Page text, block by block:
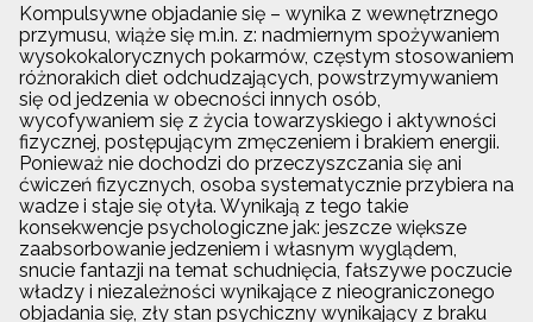
Kompulsywne objadanie się – wynika z wewnętrznego
przymusu, wiąże się m.in. z: nadmiernym spożywaniem
wysokokalorycznych pokarmów, częstym stosowaniem
różnorakich diet odchudzających, powstrzymywaniem
się od jedzenia w obecności innych osób,
wycofywaniem się z życia towarzyskiego i aktywności
fizycznej, postępującym zmęczeniem i brakiem energii.
Ponieważ nie dochodzi do przeczyszczania się ani
ćwiczeń fizycznych, osoba systematycznie przybiera na
wadze i staje się otyła. Wynikają z tego takie
konsekwencje psychologiczne jak: jeszcze większe
zaabsorbowanie jedzeniem i własnym wyglądem,
snucie fantazji na temat schudnięcia, fałszywe poczucie
władzy i niezależności wynikające z nieograniczonego
objadania się, zły stan psychiczny wynikający z braku